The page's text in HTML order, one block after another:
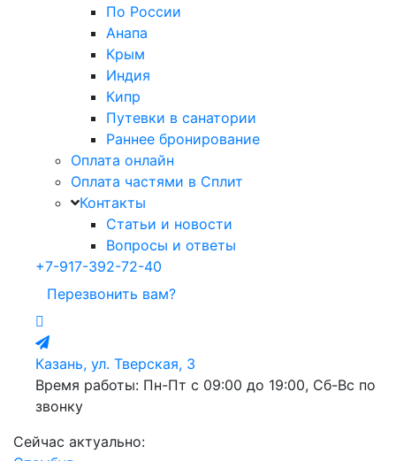
По России
Анапа
Крым
Индия
Кипр
Путевки в санатории
Раннее бронирование
Оплата онлайн
Оплата частями в Сплит
Контакты
Статьи и новости
Вопросы и ответы
+7-917-392-72-40
Перезвонить вам?
Казань, ул. Тверская, 3
Время работы: Пн-Пт с 09:00 до 19:00, Сб-Вс по
звонку
Сейчас актуально: